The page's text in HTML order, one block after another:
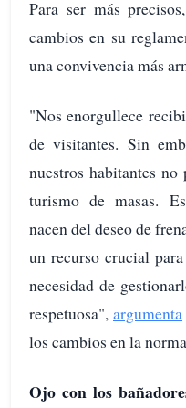
Para ser más
cambios en su
una convivencia más
"Nos enorgullece
de visitantes. Sin
nuestros habitantes no
turismo de masas.
nacen del deseo de
un recurso crucial
necesidad de
respetuosa", argumenta
los cambios en la
Ojo con los